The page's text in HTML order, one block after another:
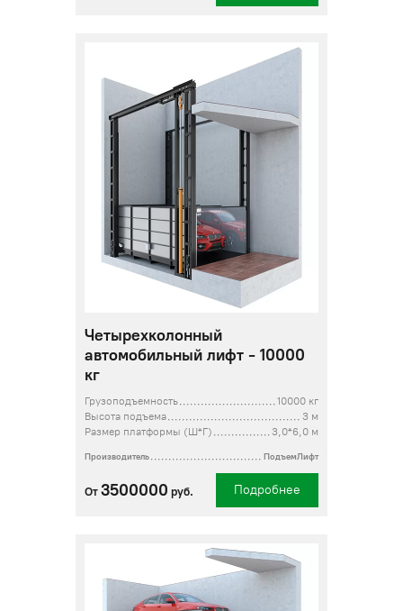
Четырехколонный
автомобильный лифт - 10000
кг
Грузоподъемность
10000 кг
Высота подъема
3 м
Размер платформы (Ш*Г)
3,0*6,0 м
Производитель ПодъемЛифт
От 3500000 руб. Подробнее